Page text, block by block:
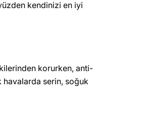
kendinizi en iyi
korurken, anti-
havalarda serin, soğuk